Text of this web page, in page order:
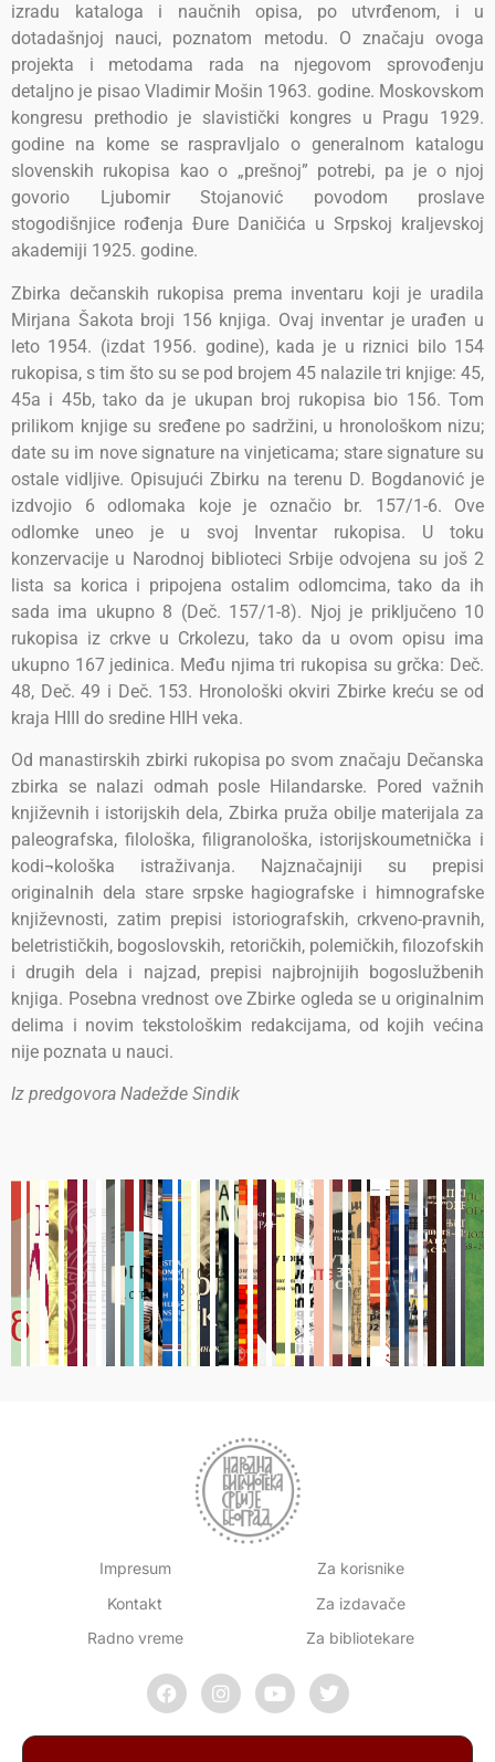
izradu kataloga i naučnih opisa, po utvrđenom, i u
dotadašnjoj nauci, poznatom metodu. O značaju ovoga
projekta i metodama rada na njegovom sprovođenju
detaljno je pisao Vladimir Mošin 1963. godine. Moskovskom
kongresu prethodio je slavistički kongres u Pragu 1929.
godine na kome se raspravljalo o generalnom katalogu
slovenskih rukopisa kao o „prešnoj” potrebi, pa je o njoj
govorio Ljubomir Stojanović povodom proslave
stogodišnjice rođenja Đure Daničića u Srpskoj kraljevskoj
akademiji 1925. godine.
Zbirka dečanskih rukopisa prema inventaru koji je uradila
Mirjana Šakota broji 156 knjiga. Ovaj inventar je urađen u
leto 1954. (izdat 1956. godine), kada je u riznici bilo 154
rukopisa, s tim što su se pod brojem 45 nalazile tri knjige: 45,
45a i 45b, tako da je ukupan broj rukopisa bio 156. Tom
prilikom knjige su sređene po sadržini, u hronološkom nizu;
date su im nove signature na vinjeticama; stare signature su
ostale vidljive. Opisujući Zbirku na terenu D. Bogdanović je
izdvojio 6 odlomaka koje je označio br. 157/1-6. Ove
odlomke uneo je u svoj Inventar rukopisa. U toku
konzervacije u Narodnoj biblioteci Srbije odvojena su još 2
lista sa korica i pripojena ostalim odlomcima, tako da ih
sada ima ukupno 8 (Deč. 157/1-8). Njoj je priključeno 10
rukopisa iz crkve u Crkolezu, tako da u ovom opisu ima
ukupno 167 jedinica. Među njima tri rukopisa su grčka: Deč.
48, Deč. 49 i Deč. 153. Hronološki okviri Zbirke kreću se od
kraja HIII do sredine HIH veka.
Od manastirskih zbirki rukopisa po svom značaju Dečanska
zbirka se nalazi odmah posle Hilandarske. Pored važnih
književnih i istorijskih dela, Zbirka pruža obilje materijala za
paleografska, filološka, filigranološka, istorijskoumetnička i
kodi¬kološka istraživanja. Najznačajniji su prepisi
originalnih dela stare srpske hagiografske i himnografske
književnosti, zatim prepisi istoriografskih, crkveno-pravnih,
beletrističkih, bogoslovskih, retoričkih, polemičkih, filozofskih
i drugih dela i najzad, prepisi najbrojnijih bogoslužbenih
knjiga. Posebna vrednost ove Zbirke ogleda se u originalnim
delima i novim tekstološkim redakcijama, od kojih većina
nije poznata u nauci.
Iz predgovora Nadežde Sindik
Impresum
Kontakt
Radno vreme
Za korisnike
Za izdavače
Za bibliotekare